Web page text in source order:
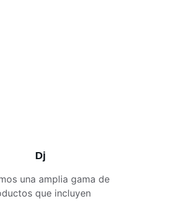
Dj
una amplia gama de
que incluyen